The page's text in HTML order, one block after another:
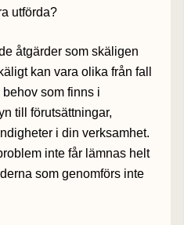
utförda?
åtgärder som skäligen
kan vara olika från fall
som finns i
till förutsättningar,
i din verksamhet.
inte får lämnas helt
som genomförs inte